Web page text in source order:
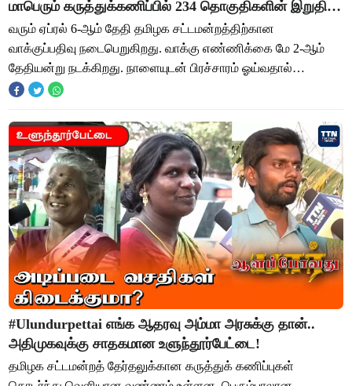
மாபெரும் கருத்துக்கணிப்பில் 234 தொகுதிகளின் இறுதி
நிலவரம்!
வரும் ஏப்ரல் 6-ஆம் தேதி தமிழக சட்டமன்றத்திற்கான
வாக்குப்பதிவு நடைபெறுகிறது. வாக்கு எண்ணிக்கை மே 2-ஆம்
தேதியன்று நடக்கிறது. நாளையுடன் பிரச்சாரம் ஓய்வதால்
உச்சக்கட்ட பரபரப்பில் இருக்கிறார்கள் வேட்பாளர்
#Ulundurpettai எங்க ஆதரவு அம்மா அரசுக்கு தான்..
அதிமுகவுக்கு சாதகமான உளுந்தூர்பேட்டை!
தமிழக சட்டமன்றத் தேர்தலுக்கான கருத்துக் கணிப்புகள்